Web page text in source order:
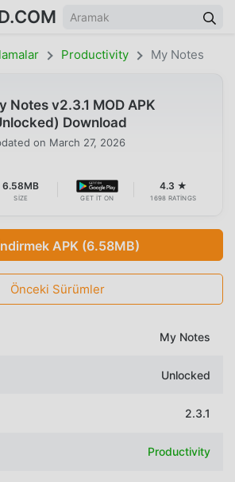
Productivity My Notes
Notes v2.3.1 MOD APK
Download
on March 27, 2026
6.58MB
SIZE GET IT ON
4.3 ★
1698 RATINGS
APK (6.58MB)
Önceki Sürümler
My Notes
Unlocked
2.3.1
Productivity